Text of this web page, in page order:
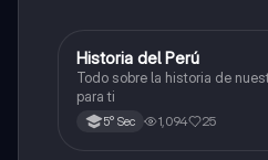
Ciencias Sociales
Historia del Perú
Todo sobre la historia de
para ti
5° Sec 1,094 25